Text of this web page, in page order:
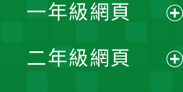
一年級網頁
開
二年級網頁